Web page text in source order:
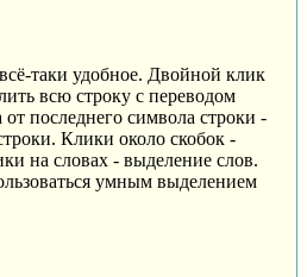
таки удобное. Двойной клик
всю строку с переводом
последнего символа строки -
Клики около скобок -
на словах - выделение слов.
умным выделением